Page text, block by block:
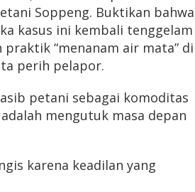
Soppeng. Buktikan bahwa
kasus ini kembali tenggelam
“menanam air mata” di
perih pelapor.
petani sebagai komoditas
mengutuk masa depan
karena keadilan yang